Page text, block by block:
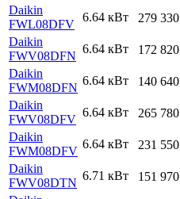
Daikin
FWL08DFV
6.64 кВт 279 330
Daikin
FWV08DFN
6.64 кВт 172 820
Daikin
FWM08DFN
6.64 кВт 140 640
Daikin
FWV08DFV
6.64 кВт 265 780
Daikin
FWM08DFV
6.64 кВт 231 550
Daikin
FWV08DTN
6.71 кВт 151 970